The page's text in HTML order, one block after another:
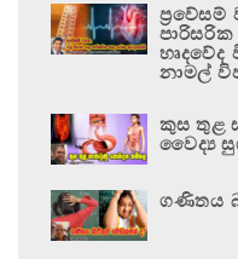
නාමල්
කුස තුළ
වෛද්‍ය
ගණිතය